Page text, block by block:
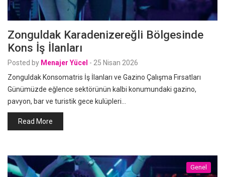
Zonguldak Karadenizereğli Bölgesinde
Kons İş İlanları
Posted by Menajer Yücel - 25 Nisan 2026
Zonguldak Konsomatris İş İlanları ve Gazino Çalışma Fırsatları
Günümüzde eğlence sektörünün kalbi konumundaki gazino,
pavyon, bar ve turistik gece kulüpleri…
Read More
Genel